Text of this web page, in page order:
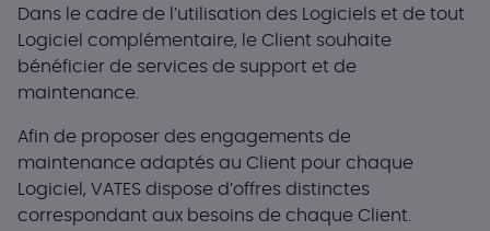
Dans le cadre de l’utilisation des Logiciels et de tout
Logiciel complémentaire, le Client souhaite
bénéficier de services de support et de
maintenance.
Afin de proposer des engagements de
maintenance adaptés au Client pour chaque
Logiciel, VATES dispose d’offres distinctes
correspondant aux besoins de chaque Client.